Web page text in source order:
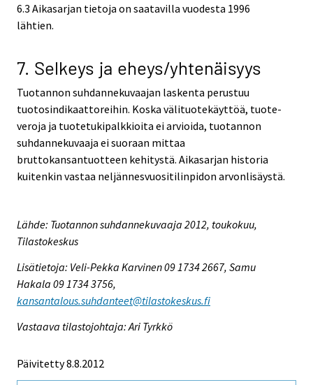
6.3 Aikasarjan tietoja on saatavilla vuodesta 1996
lähtien.
7. Selkeys ja eheys/yhtenäisyys
Tuotannon suhdannekuvaajan laskenta perustuu
tuotosindikaattoreihin. Koska välituotekäyttöä, tuote-
veroja ja tuotetukipalkkioita ei arvioida, tuotannon
suhdannekuvaaja ei suoraan mittaa
bruttokansantuotteen kehitystä. Aikasarjan historia
kuitenkin vastaa neljännesvuositilinpidon arvonlisäystä.
Lähde: Tuotannon suhdannekuvaaja 2012, toukokuu,
Tilastokeskus
Lisätietoja: Veli-Pekka Karvinen 09 1734 2667, Samu
Hakala 09 1734 3756,
kansantalous.suhdanteet@tilastokeskus.fi
Vastaava tilastojohtaja: Ari Tyrkkö
Päivitetty 8.8.2012